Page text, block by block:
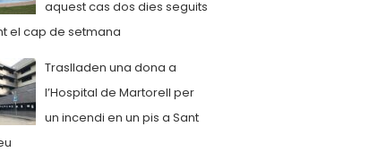
aquest cas dos dies seguits
el cap de setmana
Traslladen una dona a
l’Hospital de Martorell per
un incendi en un pis a Sant